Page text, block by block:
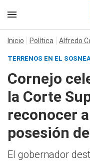
Inicio Política Alfredo
TERRENOS EN EL
Cornejo
la Corte
reconocer
posesión
El gobernador